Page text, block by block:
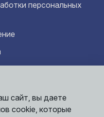
персональных
на сайте
ознакомительный
сайт, вы даете
cookie, которые
обработки